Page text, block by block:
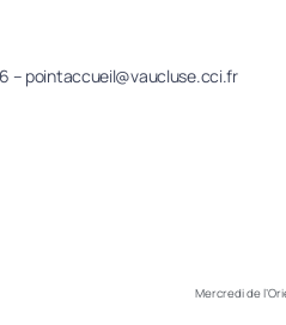
– pointaccueil@vaucluse.cci.fr
Mercredi de